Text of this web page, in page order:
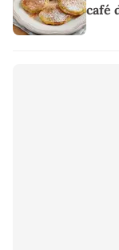
café